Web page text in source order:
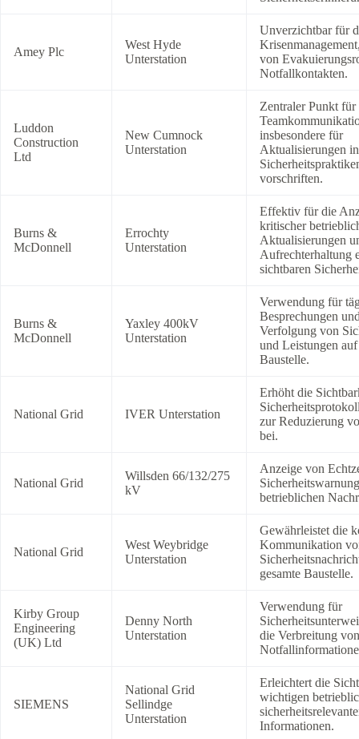
Amey Plc
West Hyde
Unterstation
Unverzichtbar für
von
Notfallkontakten.
Luddon
Construction
Ltd
New Cumnock
Unterstation
Zentraler Punkt für
insbesondere für
Aktualisierungen in
vorschriften.
Burns &
McDonnell
Errochty
Unterstation
Effektiv für die
kritischer
Aktualisierungen
Aufrechterhaltung
sichtbaren
Burns &
McDonnell
Yaxley 400kV
Unterstation
Verwendung für
Besprechungen
Verfolgung von
und Leistungen
Baustelle.
National Grid IVER Unterstation
Erhöht die
zur Reduzierung
bei.
National Grid
Willsden 66/132/275
kV
Anzeige von
betrieblichen
National Grid
West Weybridge
Unterstation
Gewährleistet die
Kommunikation
gesamte Baustelle.
Kirby Group
Engineering
(UK) Ltd
Denny North
Unterstation
Verwendung für
die Verbreitung von
SIEMENS
National Grid
Sellindge
Unterstation
Erleichtert die
wichtigen
Informationen.